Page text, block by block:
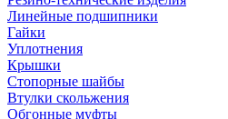
Линейные подшипники
Гайки
Уплотнения
Крышки
Стопорные шайбы
Втулки скольжения
Обгонные муфты